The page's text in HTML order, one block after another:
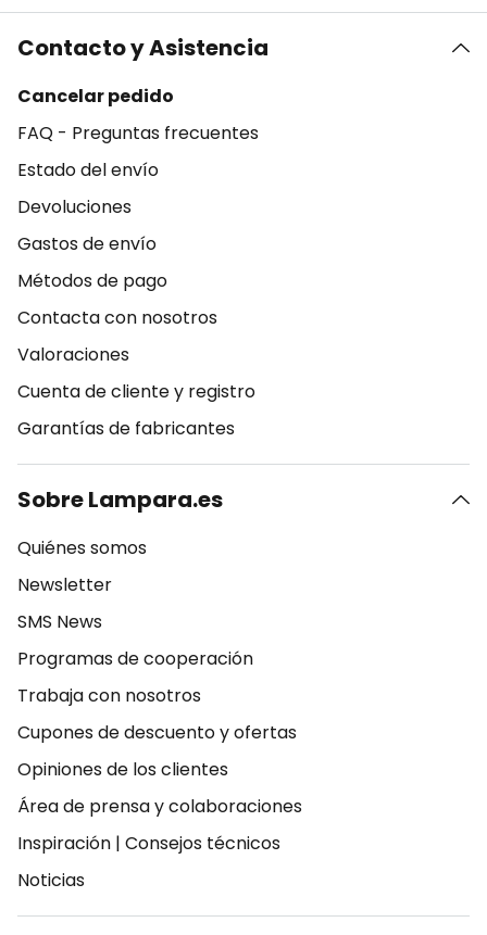
Contacto y Asistencia
Cancelar pedido
FAQ - Preguntas frecuentes
Estado del envío
Devoluciones
Gastos de envío
Métodos de pago
Contacta con nosotros
Valoraciones
Cuenta de cliente y registro
Garantías de fabricantes
Sobre Lampara.es
Quiénes somos
Newsletter
SMS News
Programas de cooperación
Trabaja con nosotros
Cupones de descuento y ofertas
Opiniones de los clientes
Área de prensa y colaboraciones
Inspiración | Consejos técnicos
Noticias